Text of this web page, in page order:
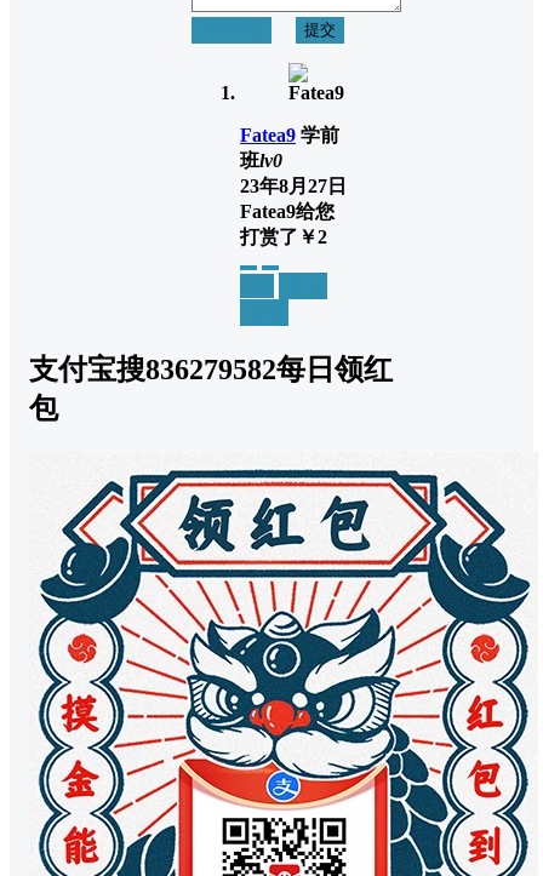
提交
Fatea9 学前
班lv0
23年8月27日
Fatea9给您
打赏了 ￥2
支付宝搜836279582每日领红
包